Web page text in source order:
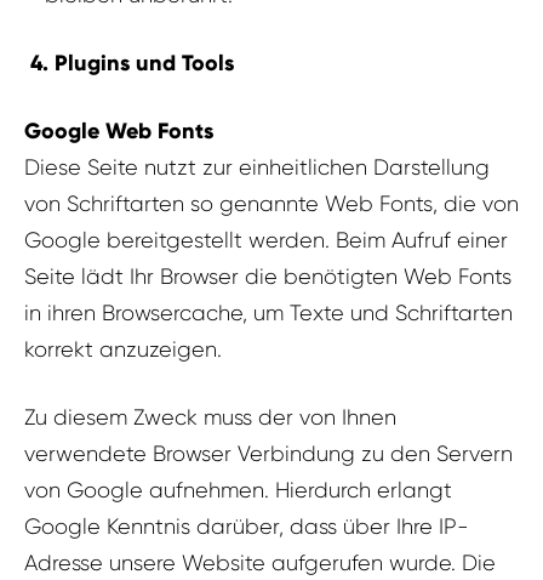
4. Plugins und Tools
Google Web Fonts
Diese Seite nutzt zur einheitlichen Darstellung
von Schriftarten so genannte Web Fonts, die von
Google bereitgestellt werden. Beim Aufruf einer
Seite lädt Ihr Browser die benötigten Web Fonts
in ihren Browsercache, um Texte und Schriftarten
korrekt anzuzeigen.
Zu diesem Zweck muss der von Ihnen
verwendete Browser Verbindung zu den Servern
von Google aufnehmen. Hierdurch erlangt
Google Kenntnis darüber, dass über Ihre IP-
Adresse unsere Website aufgerufen wurde. Die